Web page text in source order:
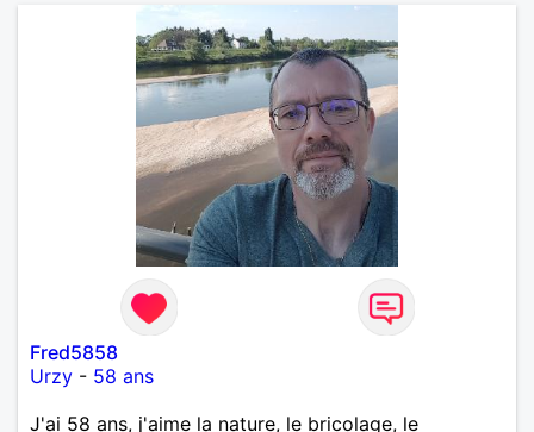
Fred5858
Urzy - 58 ans
J'ai 58 ans, j'aime la nature, le bricolage, le